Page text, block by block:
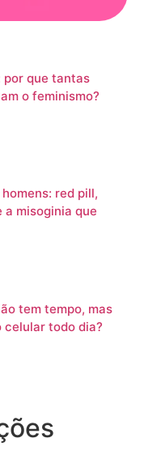
que tantas
o feminismo?
red pill,
a misoginia que
tem tempo, mas
celular todo dia?